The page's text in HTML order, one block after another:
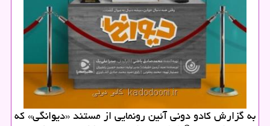
به گزارش کادو دونی آئین رونمایی از مستند «دیوانگی» که